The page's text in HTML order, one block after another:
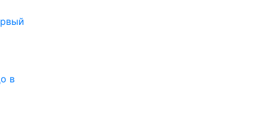
в